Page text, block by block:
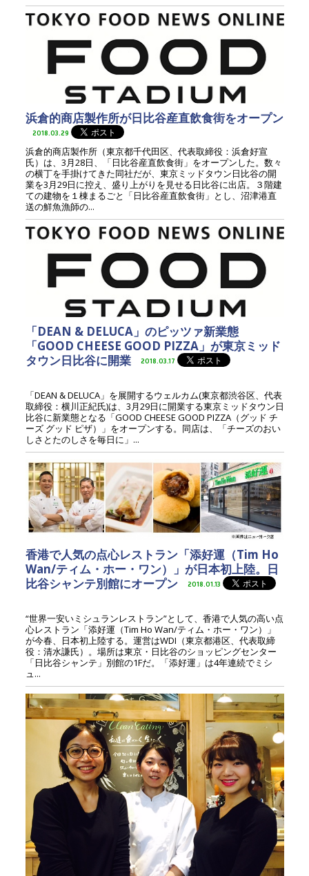
浜倉的商店製作所が日比谷産直飲食街をオープン
2018.03.29
浜倉的商店製作所（東京都千代田区、代表取締役：浜倉好宣
氏）は、3月28日、「日比谷産直飲食街」をオープンした。数々
の横丁を手掛けてきた同社だが、東京ミッドタウン日比谷の開
業を3月29日に控え、盛り上がりを見せる日比谷に出店。３階建
ての建物を１棟まるごと「日比谷産直飲食街」とし、沼津港直
送の鮮魚漁師の...
「DEAN & DELUCA」のピッツァ新業態
「GOOD CHEESE GOOD PIZZA」が東京ミッド
タウン日比谷に開業
2018.03.17
「DEAN & DELUCA」を展開するウェルカム(東京都渋谷区、代表
取締役：横川正紀氏)は、3月29日に開業する東京ミッドタウン日
比谷に新業態となる「GOOD CHEESE GOOD PIZZA（グッド チ
ーズ グッド ピザ）」をオープンする。同店は、「チーズのおい
しさとたのしさを毎日に」...
香港で人気の点心レストラン「添好運（Tim Ho
Wan/ティム・ホー・ワン）」が日本初上陸。日
比谷シャンテ別館にオープン
2018.01.13
“世界一安いミシュランレストラン”として、香港で人気の高い点
心レストラン「添好運（Tim Ho Wan/ティム・ホー・ワン）」
が今春、日本初上陸する。運営はWDI（東京都港区、代表取締
役：清水謙氏）。場所は東京・日比谷のショッピングセンター
「日比谷シャンテ」別館の1Fだ。「添好運」は4年連続でミシ
ュ...